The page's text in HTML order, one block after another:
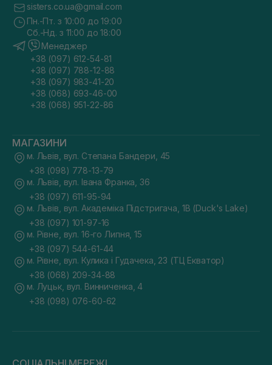
sisters.co.ua@gmail.com
Пн.-Пт. з 10:00 до 19:00
Сб.-Нд. з 11:00 до 18:00
Менеджер
+38 (097) 612-54-81
+38 (097) 788-12-88
+38 (097) 983-41-20
+38 (068) 693-46-00
+38 (068) 951-22-86
МАГАЗИНИ
м. Львів, вул. Степана Бандери, 45
+38 (098) 778-13-79
м. Львів, вул. Івана Франка, 36
+38 (097) 611-95-94
м. Львів, вул. Академіка Підстригача, 1В (Duck's Lake)
+38 (097) 101-97-16
м. Рівне, вул. 16-го Липня, 15
+38 (097) 544-61-44
м. Рівне, вул. Кулика і Гудачека, 23 (ТЦ Екватор)
+38 (068) 209-34-88
м. Луцьк, вул. Винниченка, 4
+38 (098) 076-60-62